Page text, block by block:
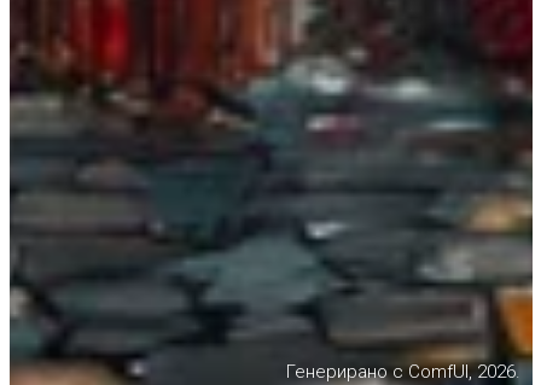
Генерирано с ComfUI, 2026.